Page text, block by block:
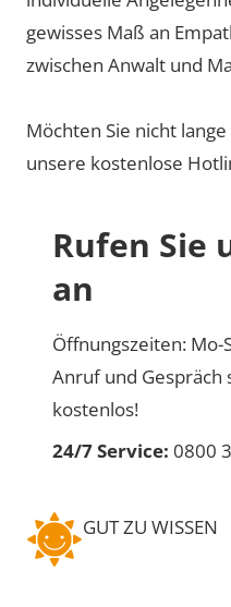
gewisses Maß an
zwischen Anwalt und
Möchten Sie nicht
unsere kostenlose
Rufen Sie
an
Öffnungszeiten: Mo-
Anruf und Gespräch
kostenlos!
24/7 Service: 0800
GUT ZU WISSEN